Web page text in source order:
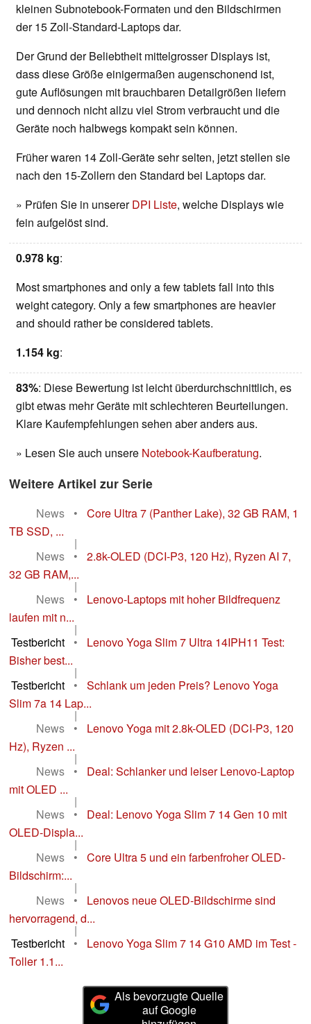
kleinen Subnotebook-Formaten und den Bildschirmen
der 15 Zoll-Standard-Laptops dar.
Der Grund der Beliebtheit mittelgrosser Displays ist,
dass diese Größe einigermaßen augenschonend ist,
gute Auflösungen mit brauchbaren Detailgrößen liefern
und dennoch nicht allzu viel Strom verbraucht und die
Geräte noch halbwegs kompakt sein können.
Früher waren 14 Zoll-Geräte sehr selten, jetzt stellen sie
nach den 15-Zollern den Standard bei Laptops dar.
» Prüfen Sie in unsererDPI Liste, welche Displays wie
fein aufgelöst sind.
0.978 kg:
Most smartphones and only a few tablets fall into this
weight category. Only a few smartphones are heavier
and should rather be considered tablets.
1.154 kg:
83%: Diese Bewertung ist leicht überdurchschnittlich, es
gibt etwas mehr Geräte mit schlechteren Beurteilungen.
Klare Kaufempfehlungen sehen aber anders aus.
» Lesen Sie auch unsere Notebook-Kaufberatung.
Weitere Artikel zur Serie
News •
Core Ultra 7 (Panther Lake), 32 GB RAM, 1
TB SSD, ...
|
News
•
2.8k-OLED (DCI-P3, 120 Hz), Ryzen AI 7,
32 GB RAM,...
|
News
•
Lenovo-Laptops mit hoher Bildfrequenz
laufen mit n...
|
Testbericht
•
Lenovo Yoga Slim 7 Ultra 14IPH11 Test:
Bisher best...
|
Testbericht
•
Schlank um jeden Preis? Lenovo Yoga
Slim 7a 14 Lap...
|
News
•
Lenovo Yoga mit 2.8k-OLED (DCI-P3, 120
Hz), Ryzen ...
|
News
•
Deal: Schlanker und leiser Lenovo-Laptop
mit OLED ...
|
News
•
Deal: Lenovo Yoga Slim 7 14 Gen 10 mit
OLED-Displa...
|
News
•
Core Ultra 5 und ein farbenfroher OLED-
Bildschirm:...
|
News
•
Lenovos neue OLED-Bildschirme sind
hervorragend, d...
|
Testbericht
•
Lenovo Yoga Slim 7 14 G10 AMD im Test -
Toller 1.1...
Als bevorzugte Quelle
auf Google